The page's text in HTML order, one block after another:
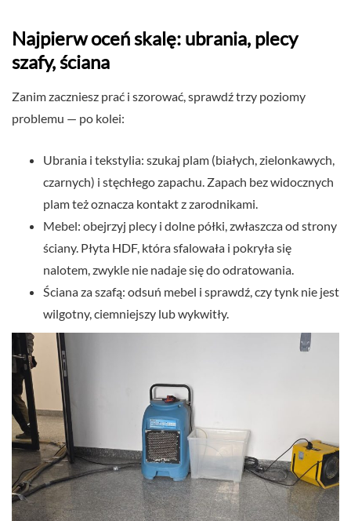
Najpierw oceń skalę: ubrania, plecy
szafy, ściana
Zanim zaczniesz prać i szorować, sprawdź trzy poziomy
problemu — po kolei:
Ubrania i tekstylia: szukaj plam (białych, zielonkawych,
czarnych) i stęchłego zapachu. Zapach bez widocznych
plam też oznacza kontakt z zarodnikami.
Mebel: obejrzyj plecy i dolne półki, zwłaszcza od strony
ściany. Płyta HDF, która sfalowała i pokryła się
nalotem, zwykle nie nadaje się do odratowania.
Ściana za szafą: odsuń mebel i sprawdź, czy tynk nie jest
wilgotny, ciemniejszy lub wykwitły.